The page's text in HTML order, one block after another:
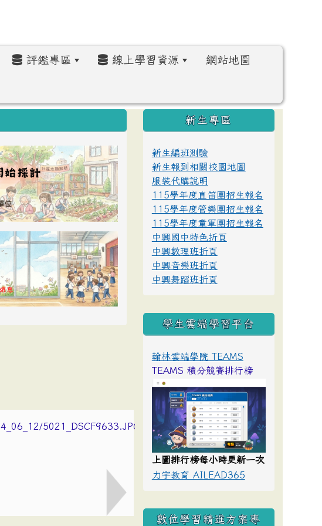
評鑑專區 線上學習資源 網站地圖
:::
新生專區
新生編班測驗
新生報到相關校園地圖
服裝代購說明
115學年度直笛團招生報名
115學年度管樂團招生報名
115學年度童軍團招生報名
中興國中特色折頁
中興數理班折頁
中興音樂班折頁
中興舞蹈班折頁
學生雲端學習平台
翰林雲端學院 TEAMS
TEAMS 積分競賽排行榜
上圖排行榜每小時更新一次
力宇教育 AILEAD365
數位學習精進方案專